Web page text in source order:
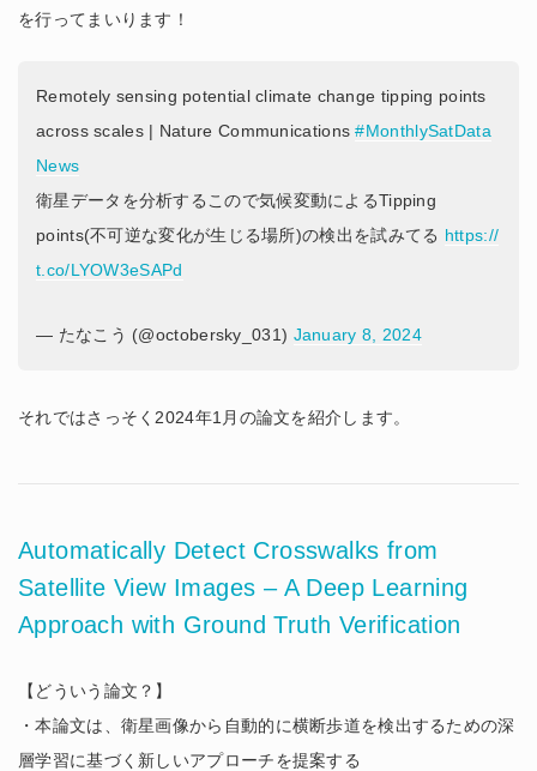
を行ってまいります！
Remotely sensing potential climate change tipping points
across scales | Nature Communications#MonthlySatData
News
衛星データを分析するこので気候変動によるTipping
points(不可逆な変化が生じる場所)の検出を試みてる https://
t.co/LYOW3eSAPd
— たなこう (@octobersky_031) January 8, 2024
それではさっそく2024年1月の論文を紹介します。
Automatically Detect Crosswalks from
Satellite View Images – A Deep Learning
Approach with Ground Truth Verification
【どういう論文？】
・本論文は、衛星画像から自動的に横断歩道を検出するための深
層学習に基づく新しいアプローチを提案する